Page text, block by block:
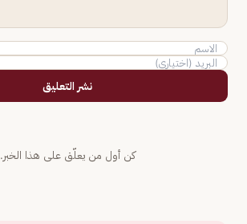
نشر التعليق
كن أول من يعلّق على هذا الخبر.